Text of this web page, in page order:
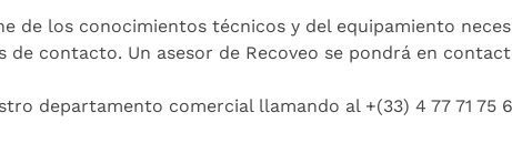
de los conocimientos técnicos y del equipamiento
de contacto. Un asesor de Recoveo se pondrá en
departamento comercial llamando al +(33) 4 77 71 75